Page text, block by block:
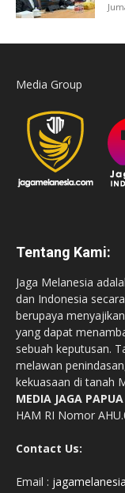
Media Group
Tentang Kami:
Jaga Melanesia
dan Indonesia
berupaya
yang dapat
sebuah keputusan.
melawan
kekuasaan di tanah
MEDIA JAGA PAPUA
HAM RI Nomor
Contact Us:
Email :